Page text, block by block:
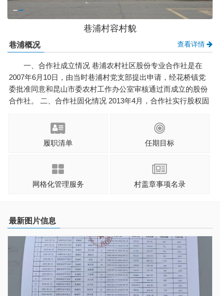
巷浦村容村貌
巷浦概况 查看详情
一、合作社成立情况 巷浦农村社区股份专业合作社是在
2007年6月10日，由当时巷浦村党支部提出申请，经花桥镇党
委批准同意和昆山市委农村工作办公室审核通过而成立的股份
合作社。 二、合作社固化情况 2013年4月，合作社实行股权固
产为33017200元。 固化时，人员界定时间点为2010年4月3 ...
履职清单 任期目标
网格化管理服务 村盖章事项名录
最新图片信息